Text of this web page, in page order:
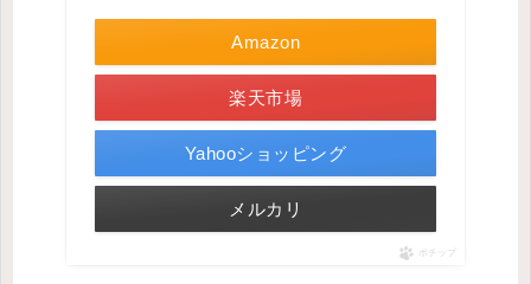
Amazon
楽天市場
Yahooショッピング
メルカリ
ポチップ